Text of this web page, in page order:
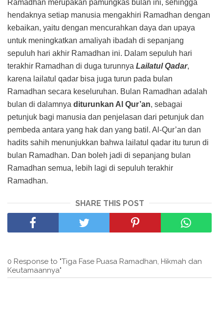
Ramadhan merupakan pamungkas bulan ini, sehingga
hendaknya setiap manusia mengakhiri Ramadhan dengan
kebaikan, yaitu dengan mencurahkan daya dan upaya
untuk meningkatkan amaliyah ibadah di sepanjang
sepuluh hari akhir Ramadhan ini. Dalam sepuluh hari
terakhir Ramadhan di duga turunnya Lailatul Qadar,
karena lailatul qadar bisa juga turun pada bulan
Ramadhan secara keseluruhan. Bulan Ramadhan adalah
bulan di dalamnya diturunkan Al Qur’an, sebagai
petunjuk bagi manusia dan penjelasan dari petunjuk dan
pembeda antara yang hak dan yang batil. Al-Qur’an dan
hadits sahih menunjukkan bahwa lailatul qadar itu turun di
bulan Ramadhan. Dan boleh jadi di sepanjang bulan
Ramadhan semua, lebih lagi di sepuluh terakhir
Ramadhan.
SHARE THIS POST
0 Response to "Tiga Fase Puasa Ramadhan, Hikmah dan
Keutamaannya"